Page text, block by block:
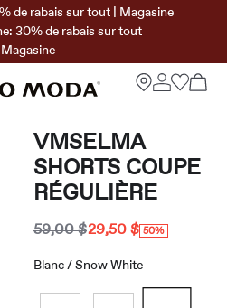
de rabais sur tout | Magasine
30% de rabais sur tout
| Magasine
VMSELMA
SHORTS COUPE
RÉGULIÈRE
59,00 $29,50 $ 50%
Blanc / Snow White